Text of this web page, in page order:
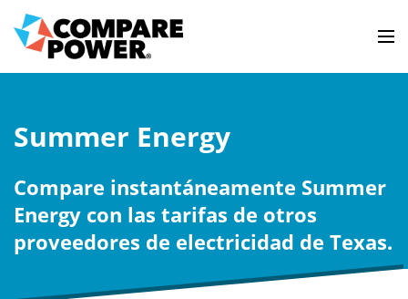
Summer Energy
Compare instantáneamente Summer
Energy con las tarifas de otros
proveedores de electricidad de Texas.